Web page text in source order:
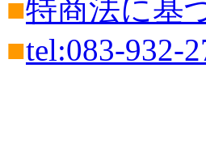
■特商法に基
■tel:083-932-